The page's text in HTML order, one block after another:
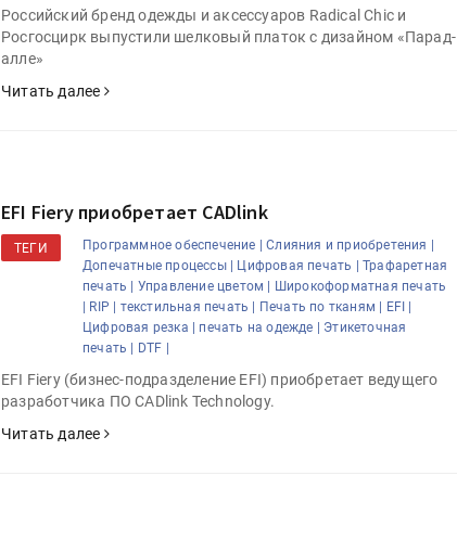
Российский бренд одежды и аксессуаров Radical Chic и
Росгосцирк выпустили шелковый платок с дизайном «Парад-
алле»
Читать далее
EFI Fiery приобретает CADlink
ТЕГИ Программное обеспечение |
Слияния и приобретения |
Допечатные процессы |
Цифровая печать |
Трафаретная
печать |
Управление цветом |
Широкоформатная печать
RIP | текстильная печать | Печать по тканям |
EFI |
Цифровая резка |
печать на одежде |
Этикеточная
печать |
DTF |
EFI Fiery (бизнес-подразделение EFI) приобретает ведущего
разработчика ПО CADlink Technology.
Читать далее